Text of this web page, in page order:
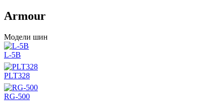
Armour
Модели шин
L-5B
PLT328
RG-500